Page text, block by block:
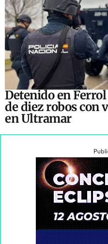
Detenido en
de diez robos con
en Ultramar